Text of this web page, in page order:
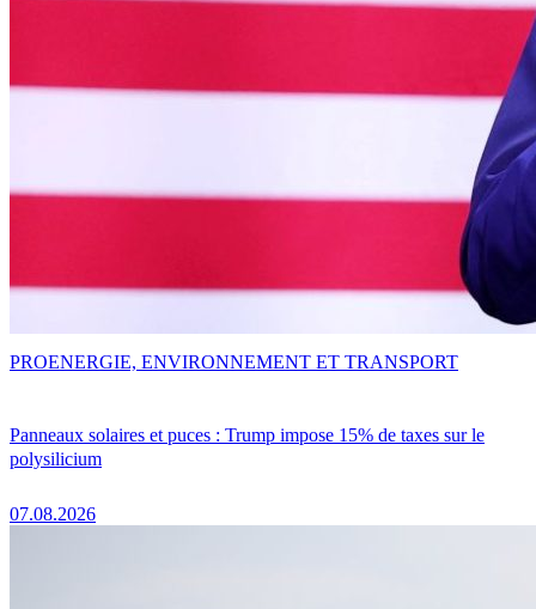
Panneaux solaires et puces : Trump impose 15% de taxes sur le
polysilicium
07.08.2026
PROENERGIE, ENVIRONNEMENT ET TRANSPORT